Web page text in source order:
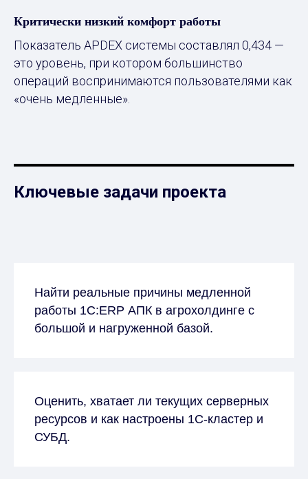
Критически низкий комфорт работы
Показатель APDEX системы составлял 0,434 —
это уровень, при котором большинство
операций воспринимаются пользователями как
«очень медленные».
Ключевые задачи проекта
Найти реальные причины медленной
работы 1С:ERP АПК в агрохолдинге с
большой и нагруженной базой.
Оценить, хватает ли текущих серверных
ресурсов и как настроены 1С-кластер и
СУБД.